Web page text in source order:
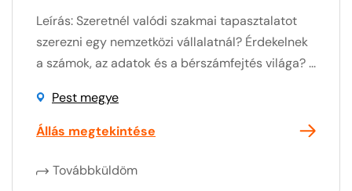
Leírás: Szeretnél valódi szakmai tapasztalatot
szerezni egy nemzetközi vállalatnál? Érdekelnek
a számok, az adatok és a bérszámfejtés világa? ...
Pest megye
Állás megtekintése
Továbbküldöm